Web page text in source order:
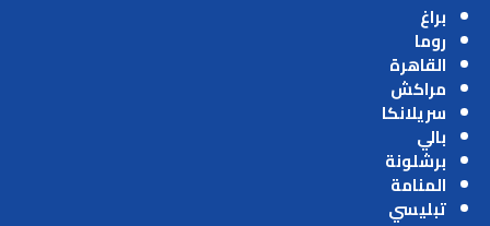
براغ
روما
القاهرة
مراكش
سريلانكا
بالي
برشلونة
المنامة
تبليسي